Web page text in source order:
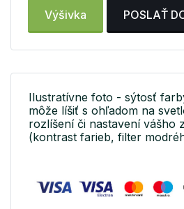
Výšivka POSLAŤ
Ilustratívne foto - sýtosť
môže líšiť s ohľadom na
rozlíšení či nastavení vášho
(kontrast farieb, filter